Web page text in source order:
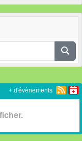
+ d'évènements